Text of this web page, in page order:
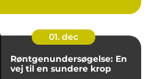
01. dec
Røntgenundersøgelse: En
vej til en sundere krop